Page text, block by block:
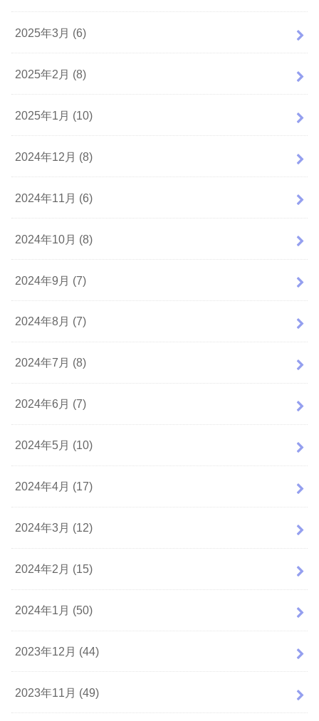
2025年3月 (6)
2025年2月 (8)
2025年1月 (10)
2024年12月 (8)
2024年11月 (6)
2024年10月 (8)
2024年9月 (7)
2024年8月 (7)
2024年7月 (8)
2024年6月 (7)
2024年5月 (10)
2024年4月 (17)
2024年3月 (12)
2024年2月 (15)
2024年1月 (50)
2023年12月 (44)
2023年11月 (49)